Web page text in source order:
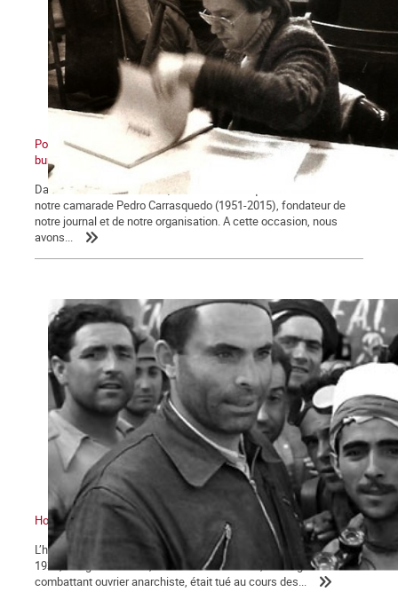
Pour Pedro. De l’OCI à La Commune : retour sur une expulsion
bureaucratique, première partie
Dans notre dernier numéro, nous avons évoqué la vie militante de
notre camarade Pedro Carrasquedo (1951-2015), fondateur de
notre journal et de notre organisation. A cette occasion, nous
avons...
Hommage à Buenaventura Durruti
L’héritage de l’anarchisme ouvrier révolutionnaire Le 19 novembre
1936, à l’âge de 40 ans, Buenaventura Durruti, l’infatigable
combattant ouvrier anarchiste, était tué au cours des...